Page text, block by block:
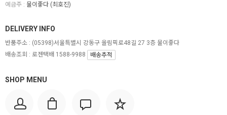
예금주 : 물이좋다 (최호진)
SHOP MENU
DELIVERY INFO
반품주소 : (05398)서울특별시 강동구 올림픽로48길 27 3층 물이좋다
배송조회 : 로젠택배 1588-9988
배송추적